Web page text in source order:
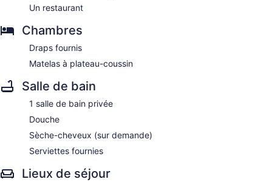
Un restaurant
Chambres
Draps fournis
Matelas à plateau-coussin
Salle de bain
1 salle de bain privée
Douche
Sèche-cheveux (sur demande)
Serviettes fournies
Lieux de séjour